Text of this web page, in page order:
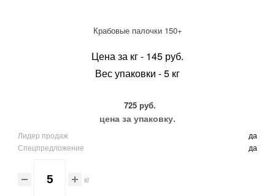
Крабовые палочки 150+
Цена за кг - 145 руб.
Вес упаковки - 5 кг
725 руб.
цена за упаковку.
Лидер продаж
да
Спецпредложение
да
кг